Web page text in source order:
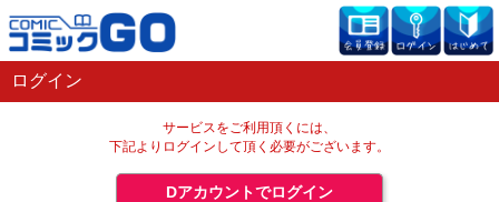
ログイン
サービスをご利用頂くには、
下記よりログインして頂く必要がございます。
Dアカウントでログイン